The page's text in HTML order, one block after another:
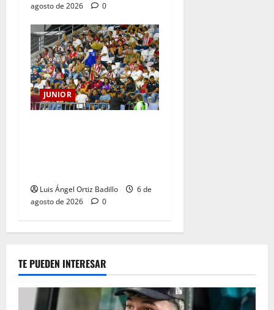
agosto de 2026
0
JUNIOR
Luis Ángel Ortiz Badillo
6 de
agosto de 2026
0
TE PUEDEN INTERESAR